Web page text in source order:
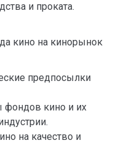
и проката.
кино на кинорынок
предпосылки
фондов кино и их
на качество и